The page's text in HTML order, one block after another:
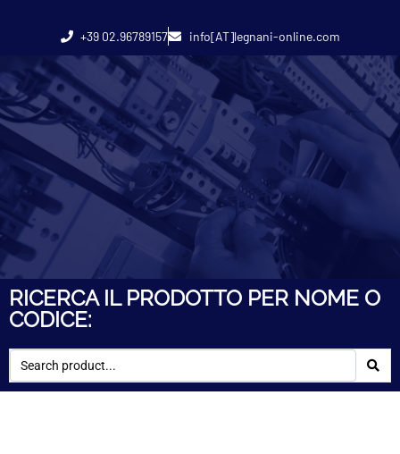
+39 02.96789157 info[AT]legnani-online.com
RICERCA IL PRODOTTO PER NOME O
CODICE: